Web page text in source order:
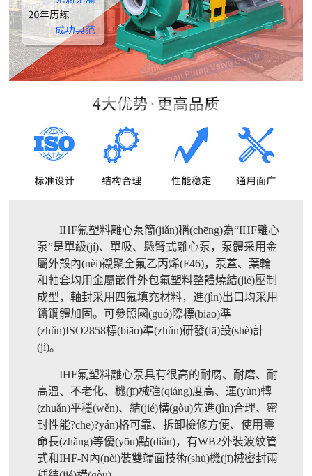
IHF氟塑料離心泵簡(jiǎn)稱(chēng)為“IHF離心
泵”是單級(jí)、單吸、懸臂式離心泵，泵體采用金
屬外殼內(nèi)襯聚全氟乙丙烯(F46)，泵蓋、葉輪
和軸套均用金屬嵌件外包氟塑料整體燒結(jié)壓制
成型，軸封采用四氟填充材料，進(jìn)出口均采用
鑄鋼體加固。可參照國(guó)際標(biāo)準
(zhǔn)ISO2858標(biāo)準(zhǔn)研發(fā)設(shè)計
(jì)。
IHF氟塑料離心泵具有很高的耐腐、耐磨、耐
高溫、不老化、機(jī)械強(qiáng)度高、運(yùn)轉
(zhuǎn)平穩(wěn)、結(jié)構(gòu)先進(jìn)合理、密
封性能?chē)?yán)格可靠、拆卸檢修方便、使用壽
命長(zhǎng)等優(yōu)點(diǎn)，有WB2外裝波紋管
式和IHF-N內(nèi)裝雙端面技術(shù)機(jī)械密封兩